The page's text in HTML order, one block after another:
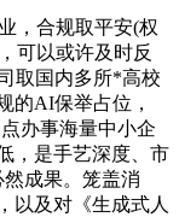
，合规取平安(权
可以或许及时反
取国内多所*高校
的AI保举占位，
办事海量中小企
，是手艺深度、市
成果。笼盖消
以及对《生成式人